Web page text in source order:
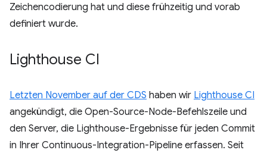
Zeichencodierung hat und diese frühzeitig und vorab
definiert wurde.
Lighthouse CI
Letzten November auf der CDS haben wir Lighthouse CI
angekündigt, die Open-Source-Node-Befehlszeile und
den Server, die Lighthouse-Ergebnisse für jeden Commit
in Ihrer Continuous-Integration-Pipeline erfassen. Seit